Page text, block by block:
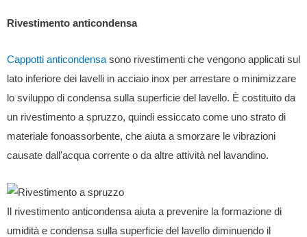
Rivestimento anticondensa
Cappotti anticondensasono rivestimenti che vengono applicati sul
lato inferiore dei lavelli in acciaio inox per arrestare o minimizzare
lo sviluppo di condensa sulla superficie del lavello. È costituito da
un rivestimento a spruzzo, quindi essiccato come uno strato di
materiale fonoassorbente, che aiuta a smorzare le vibrazioni
causate dall'acqua corrente o da altre attività nel lavandino.
Il rivestimento anticondensa aiuta a prevenire la formazione di
umidità e condensa sulla superficie del lavello diminuendo il